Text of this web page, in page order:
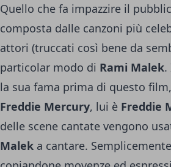
Quello che fa impazzire il
composta dalle canzoni più
attori (truccati così bene da
particolar modo di Rami Malek.
la sua fama prima di questo
Freddie Mercury, lui è Freddie
delle scene cantate vengono
Malek a cantare.